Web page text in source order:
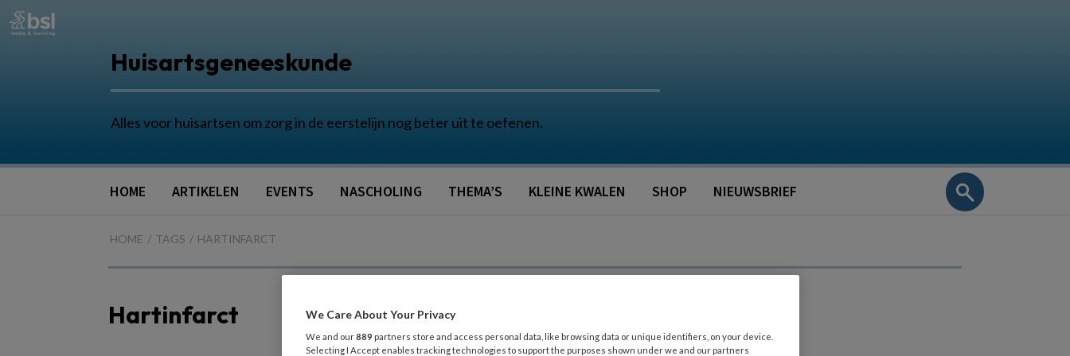
Huisartsgeneeskunde
Alles voor huisartsen om zorg in de eerstelijn nog beter uit te oefenen.
HOME ARTIKELEN EVENTS NASCHOLING THEMA’S KLEINE KWALEN SHOP NIEUWSBRIEF
HOME TAGS HARTINFARCT
Hartinfarct We Care About Your Privacy
We and our889 partners store and access personal data, like browsing data or unique identifiers, on your device.
Selecting I Accept enables tracking technologies to support the purposes shown under we and our partners